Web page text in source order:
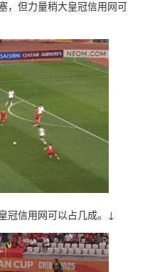
，但力量稍大皇冠信用网可
冠信用网可以占几成。↓